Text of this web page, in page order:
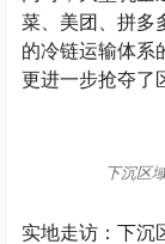
菜、美团、拼多
的冷链运输体系
更进一步抢夺了
下沉区
实地走访：下沉